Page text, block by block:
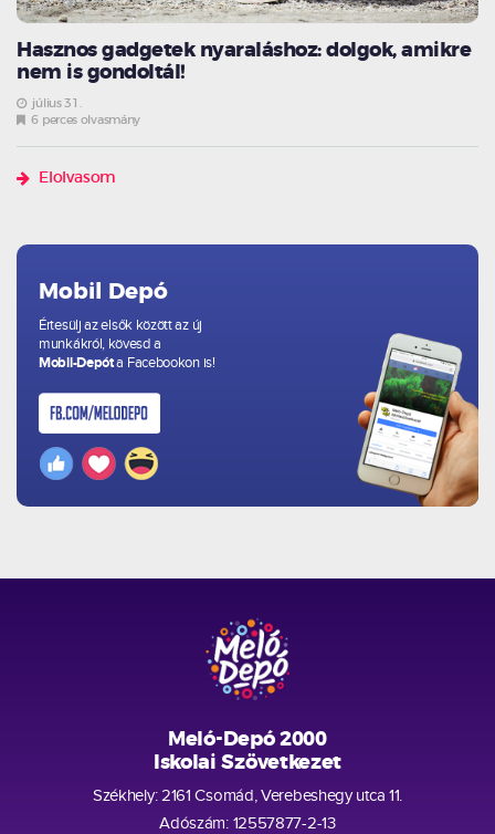
Hasznos gadgetek nyaraláshoz: dolgok, amikre
nem is gondoltál!
július 31.
6 perces olvasmány
Elolvasom
Mobil Depó
Értesülj az elsők között az új
munkákról, kövesd a
Mobil-Depóta Facebookon is!
Meló-Depó 2000
Iskolai Szövetkezet
Székhely: 2161 Csomád, Verebeshegy utca 11.
Adószám: 12557877-2-13